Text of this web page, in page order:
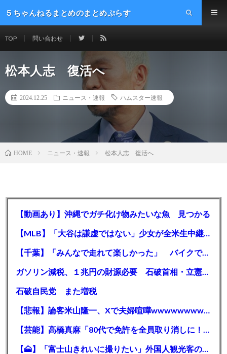
５ちゃんねるまとめのまとめぷらす
TOP 問い合わせ
松本人志 復活へ
2024.12.25 ニュース・速報 ハムスター速報
HOME ニュース・速報 松本人志 復活へ
【動画あり】沖縄でガチ化け物みたいな魚 見つかる
【MLB】「大谷は謙虚ではない」少女が全米生中継で突然の大谷翔平批判 サイン無視された過去明かす
【千葉】「みんなで走れて楽しかった」 バイクでバースデー集団暴走 男女５７人を書類送検 SNSで参加者募る
ガソリン減税、１兆円の財源必要 石破首相・立憲野田氏「財源は死に物狂いで確保しなければならない」「本当に死に物狂いで」
石破自民党 また増税
【悲報】論客米山隆一、Xで夫婦喧嘩wwwwwwwwwwww
【芸能】高橋真麻「80代で免許を全員取り消しに！」 高齢ドライバーの事故問題で、高齢者の運転免許取り消し法を提案
【🗻】「富士山きれいに撮りたい」外国人観光客のレンタカー事故が急増…「ハンドルが逆で慣れず」、道の狭さも